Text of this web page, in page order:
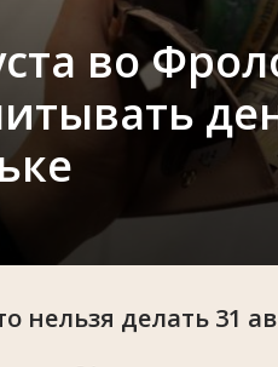
во
нельзя делать 31